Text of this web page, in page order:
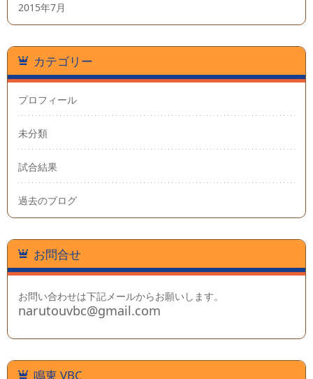
2015年7月
カテゴリー
プロフィール
未分類
試合結果
過去のブログ
お問合せ
お問い合わせは下記メールからお願いします。
narutouvbc@gmail.com
鳴東 VBC